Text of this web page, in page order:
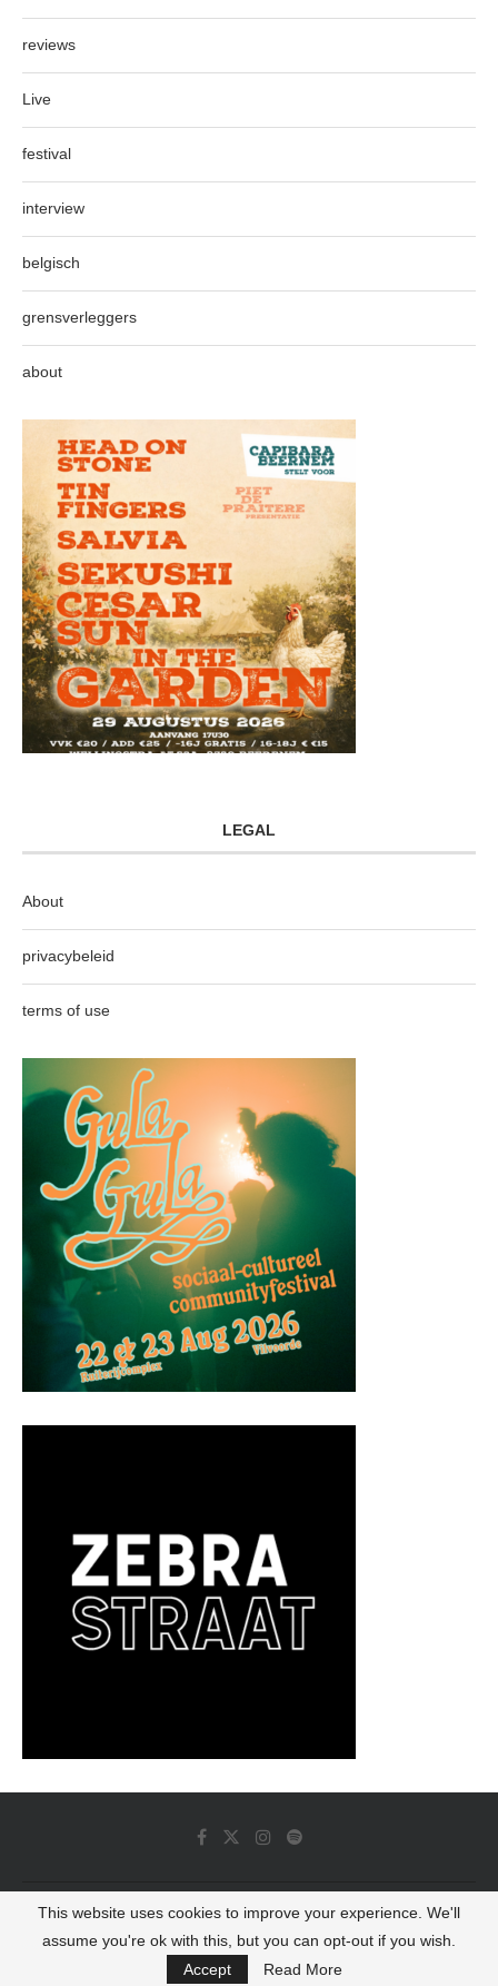
reviews
Live
festival
interview
belgisch
grensverleggers
about
LEGAL
About
privacybeleid
terms of use
© 2022 - Luminous Dash All Rights Reserved
BACK TO TOP
This website uses cookies to improve your experience. We'll
assume you're ok with this, but you can opt-out if you wish.
Accept
Read More